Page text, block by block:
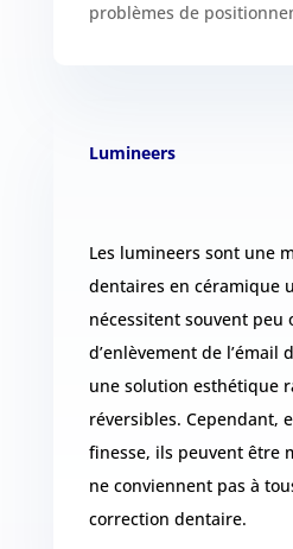
problèmes de
Lumineers
Les lumineers sont une
dentaires en céramique
nécessitent souvent peu
d’enlèvement de l’émail
une solution esthétique
réversibles. Cependant,
finesse, ils peuvent être
ne conviennent pas à
correction dentaire.